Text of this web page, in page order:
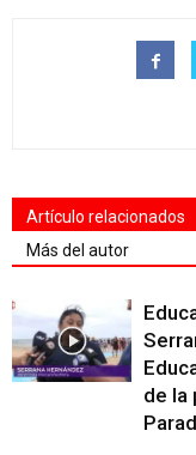
Artículo relacionados
Más del autor
de la